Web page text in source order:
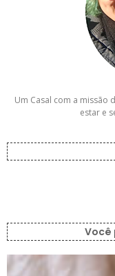
Um Casal com a missão
estar e
Você